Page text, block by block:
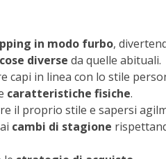
in modo furbo,
diverse da quelle abituali.
capi in linea con lo stile
caratteristiche fisiche.
il proprio stile e sapersi
cambi di stagione